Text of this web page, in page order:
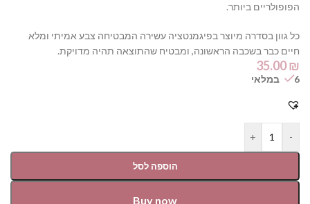
הפופולריים ביותר.
כל גוון בסדרה מיוצר בפיגמנטציה עשירה המבטיחה צבע אמיתי ומלא
חיים כבר בשכבה הראשונה, ומבטיח שהתוצאה תהיה מדויקת.
35.00₪
6 במלאי
-
+
הוספה לסל
Buy now